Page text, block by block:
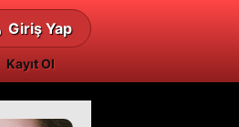
Giriş Yap
Kayıt Ol